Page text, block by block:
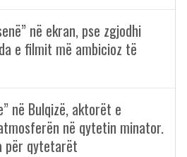
në ekran, pse zgjodhi
e filmit më ambicioz të
në Bulqizë, aktorët e
në qytetin minator.
për qytetarët